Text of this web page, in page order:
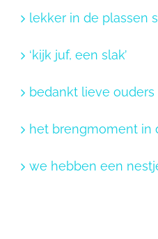
lekker in de plassen
‘kijk juf, een slak’
bedankt lieve
het brengmoment in
we hebben een